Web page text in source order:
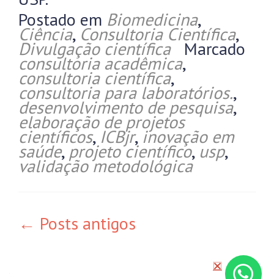
Postado em Biomedicina,
Ciência, Consultoria Científica,
Divulgação científica Marcado
consultoria acadêmica,
consultoria científica,
consultoria para laboratórios.,
desenvolvimento de pesquisa,
elaboração de projetos
científicos, ICBjr, inovação em
saúde, projeto científico, usp,
validação metodológica
← Posts antigos